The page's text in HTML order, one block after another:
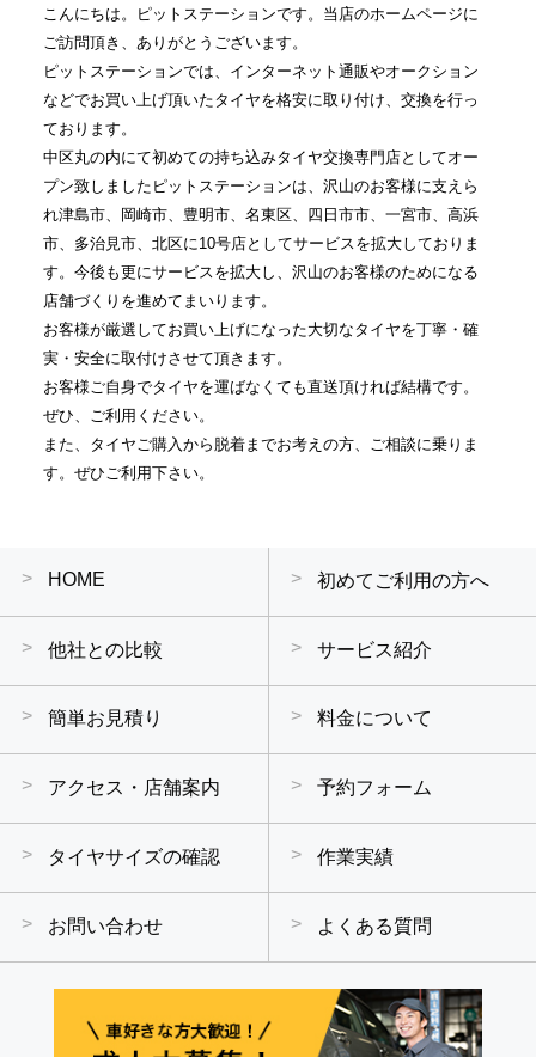
こんにちは。ピットステーションです。当店のホームページに
ご訪問頂き、ありがとうございます。
ピットステーションでは、インターネット通販やオークション
などでお買い上げ頂いたタイヤを格安に取り付け、交換を行っ
ております。
中区丸の内にて初めての持ち込みタイヤ交換専門店としてオー
プン致しましたピットステーションは、沢山のお客様に支えら
れ津島市、岡崎市、豊明市、名東区、四日市市、一宮市、高浜
市、多治見市、北区に10号店としてサービスを拡大しておりま
す。今後も更にサービスを拡大し、沢山のお客様のためになる
店舗づくりを進めてまいります。
お客様が厳選してお買い上げになった大切なタイヤを丁寧・確
実・安全に取付けさせて頂きます。
お客様ご自身でタイヤを運ばなくても直送頂ければ結構です。
ぜひ、ご利用ください。
また、タイヤご購入から脱着までお考えの方、ご相談に乗りま
す。ぜひご利用下さい。
HOME 初めてご利用の方へ
他社との比較 サービス紹介
簡単お見積り 料金について
アクセス・店舗案内 予約フォーム
タイヤサイズの確認 作業実績
お問い合わせ よくある質問